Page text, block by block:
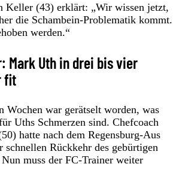
Keller (43) erklärt: „Wir wissen jetzt,
die Schambein-Problematik kommt.
werden.“
Mark Uth in drei bis vier
fit
Wochen war gerätselt worden, was
Uths Schmerzen sind. Chefcoach
hatte nach dem Regensburg-Aus
Rückkehr des gebürtigen
muss der FC-Trainer weiter